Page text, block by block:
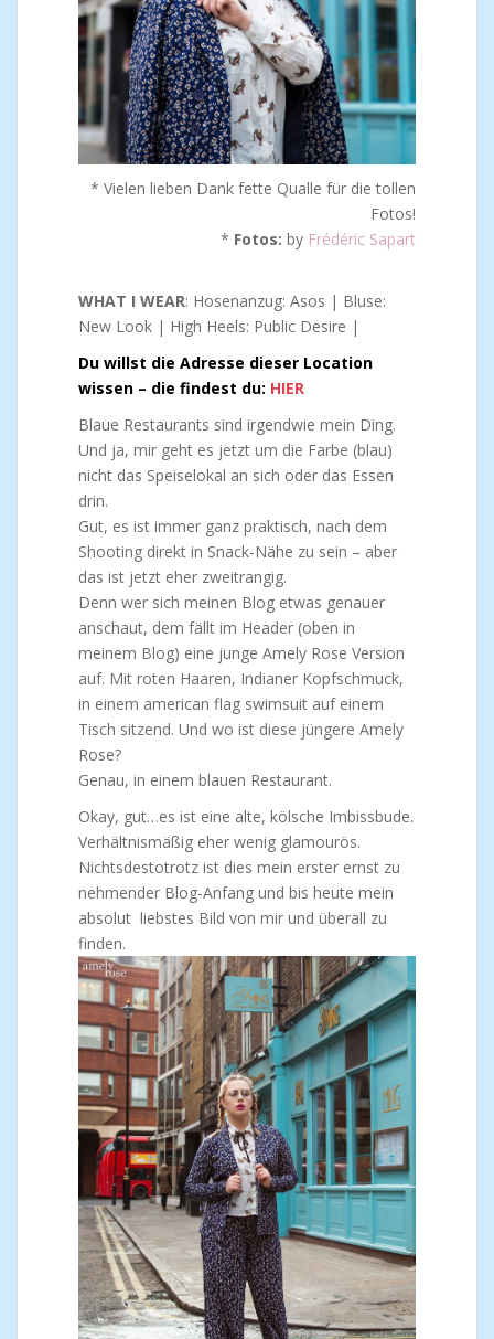
* Vielen lieben Dank fette Qualle für die tollen
Fotos!
* Fotos: by Frédéric Sapart
WHAT I WEAR: Hosenanzug: Asos | Bluse:
New Look | High Heels: Public Desire |
Du willst die Adresse dieser Location
wissen – die findest du: HIER
Blaue Restaurants sind irgendwie mein Ding.
Und ja, mir geht es jetzt um die Farbe (blau)
nicht das Speiselokal an sich oder das Essen
drin.
Gut, es ist immer ganz praktisch, nach dem
Shooting direkt in Snack-Nähe zu sein – aber
das ist jetzt eher zweitrangig.
Denn wer sich meinen Blog etwas genauer
anschaut, dem fällt im Header (oben in
meinem Blog) eine junge Amely Rose Version
auf. Mit roten Haaren, Indianer Kopfschmuck,
in einem american flag swimsuit auf einem
Tisch sitzend. Und wo ist diese jüngere Amely
Rose?
Genau, in einem blauen Restaurant.
Okay, gut…es ist eine alte, kölsche Imbissbude.
Verhältnismäßig eher wenig glamourös.
Nichtsdestotrotz ist dies mein erster ernst zu
nehmender Blog-Anfang und bis heute mein
absolut liebstes Bild von mir und überall zu
finden.